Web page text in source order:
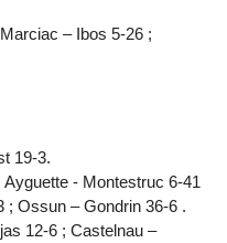
– Ibos 5-26 ;
19-3.
- Montestruc 6-41
; Ossun – Gondrin 36-6 .
12-6 ; Castelnau –